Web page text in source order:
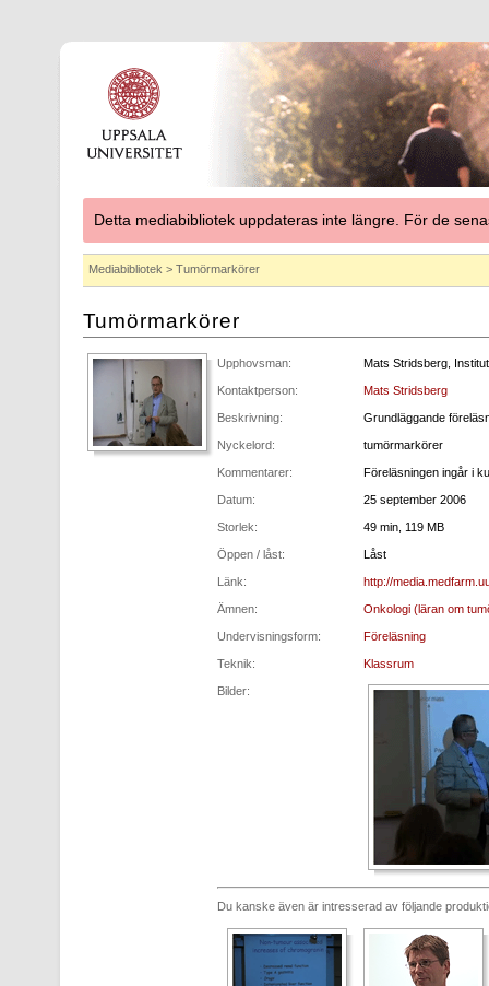
Detta mediabibliotek uppdateras inte längre. För de
Mediabibliotek > Tumörmarkörer
Tumörmarkörer
Upphovsman: Mats Stridsberg,
Kontaktperson: Mats Stridsberg
Beskrivning: Grundläggande
Nyckelord: tumörmarkörer
Kommentarer: Föreläsningen ingår i
Datum: 25 september 2006
Storlek: 49 min, 119 MB
Öppen / låst: Låst
Länk: http://
Ämnen: Onkologi (läran om
Undervisningsform: Föreläsning
Teknik: Klassrum
Bilder:
Du kanske även är intresserad av följande